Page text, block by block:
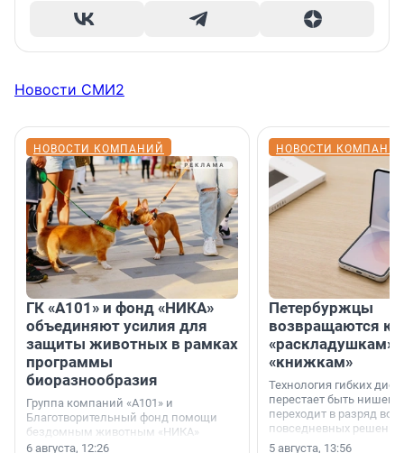
Новости СМИ2
НОВОСТИ КОМПАНИЙ
ГК «А101» и фонд «НИКА»
объединяют усилия для
защиты животных в рамках
программы
биоразнообразия
Группа компаний «А101» и
Благотворительный фонд помощи
бездомным животным «НИКА»
заключили соглашение о
6 августа, 12:26
НОВОСТИ
Петербуржцы
возвращаются к
«раскладушкам»
«книжкам»
Технология гибких
перестает быть
переходит в разряд
повседневных
5 августа, 13:56